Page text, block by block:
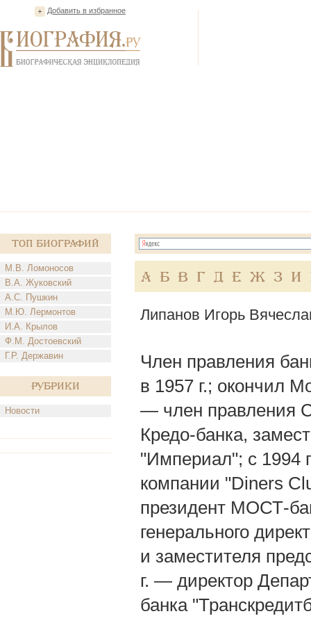
Добавить в избранное
Топ Биографий
М.В. Ломоносов
В.А. Жуковский
А.С. Пушкин
М.Ю. Лермонтов
И.А. Крылов
Ф.М. Достоевский
Г.Р. Державин
Рубрики
Новости
А Б В Г Д Е Ж З И
Липанов Игорь
Член правления
в 1957 г.; окончил
— член правления
Кредо-банка,
"Империал"; с 1994
компании "Dinеrs
президент МОСТ-
генерального
и заместителя
г. — директор
банка